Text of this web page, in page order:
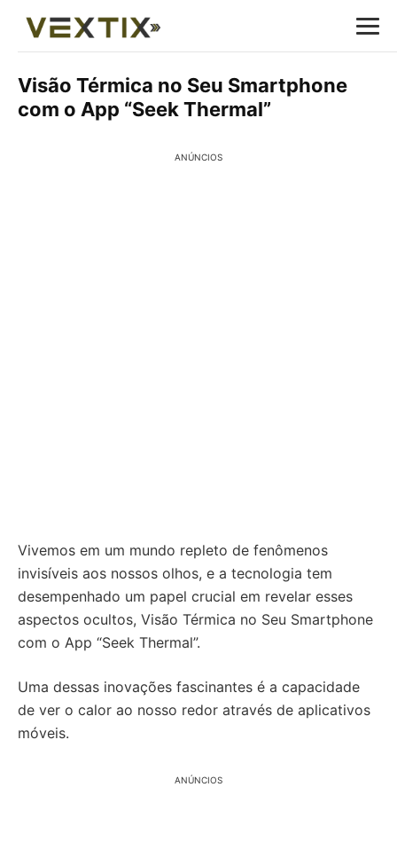
Visão Térmica no Seu Smartphone
com o App “Seek Thermal”
ANÚNCIOS
Vivemos em um mundo repleto de fenômenos
invisíveis aos nossos olhos, e a tecnologia tem
desempenhado um papel crucial em revelar esses
aspectos ocultos, Visão Térmica no Seu Smartphone
com o App “Seek Thermal”.
Uma dessas inovações fascinantes é a capacidade
de ver o calor ao nosso redor através de aplicativos
móveis.
ANÚNCIOS